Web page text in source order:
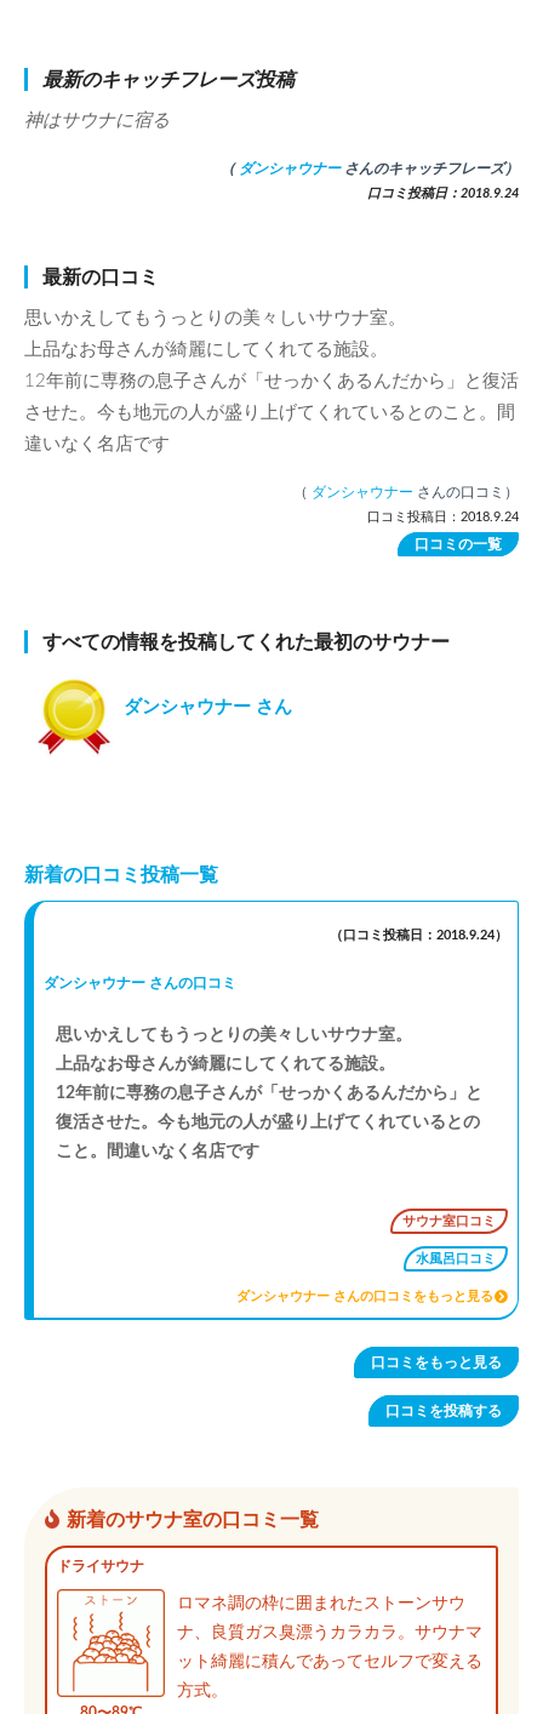
最新のキャッチフレーズ投稿
神はサウナに宿る
（ ダンシャウナー さんのキャッチフレーズ）
口コミ投稿日：2018.9.24
最新の口コミ
思いかえしてもうっとりの美々しいサウナ室。
上品なお母さんが綺麗にしてくれてる施設。
12年前に専務の息子さんが「せっかくあるんだから」と復活
させた。今も地元の人が盛り上げてくれているとのこと。間
違いなく名店です
（ ダンシャウナー さんの口コミ）
口コミ投稿日：2018.9.24
口コミの一覧
すべての情報を投稿してくれた最初のサウナー
ダンシャウナー さん
新着の口コミ投稿一覧
（口コミ投稿日：2018.9.24）
ダンシャウナー さんの口コミ
思いかえしてもうっとりの美々しいサウナ室。
上品なお母さんが綺麗にしてくれてる施設。
12年前に専務の息子さんが「せっかくあるんだから」と
復活させた。今も地元の人が盛り上げてくれているとの
こと。間違いなく名店です
サウナ室口コミ
水風呂口コミ
ダンシャウナー さんの口コミをもっと見る
口コミをもっと見る
口コミを投稿する
新着のサウナ室の口コミ一覧
ドライサウナ
ロマネ調の枠に囲まれたストーンサウ
ナ、良質ガス臭漂うカラカラ。サウナマ
ット綺麗に積んであってセルフで変える
方式。